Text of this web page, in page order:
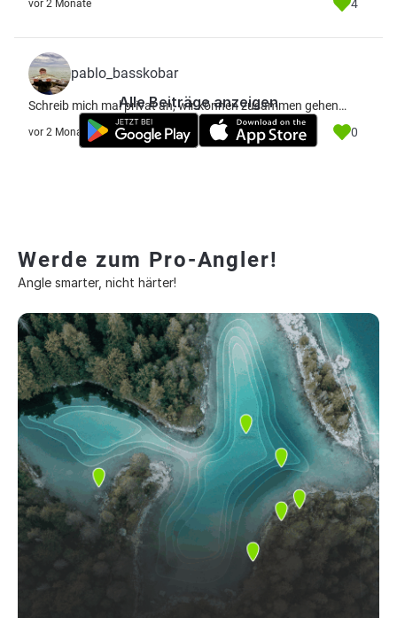
vor 2 Monate 4
pablo_basskobar
Schreib mich mal privat an, wir können zusammen gehen…
vor 2 Monate 0
Alle Beiträge anzeigen
Werde zum Pro-Angler!
Angle smarter, nicht härter!